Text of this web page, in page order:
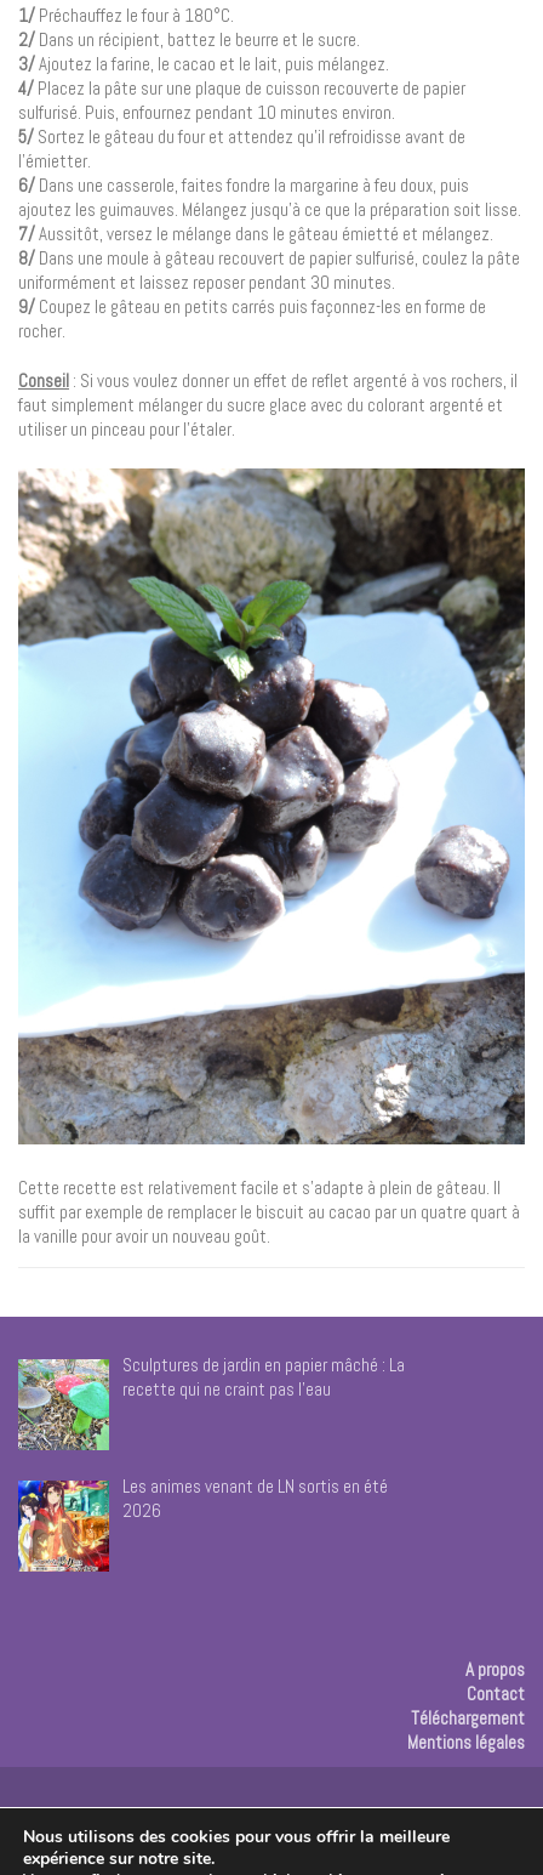
1/ Préchauffez le four à 180°C.
2/ Dans un récipient, battez le beurre et le sucre.
3/Ajoutez la farine, le cacao et le lait, puis mélangez.
4/ Placez la pâte sur une plaque de cuisson recouverte de papier
sulfurisé. Puis, enfournez pendant 10 minutes environ.
5/ Sortez le gâteau du four et attendez qu’il refroidisse avant de
l’émietter.
6/ Dans une casserole, faites fondre la margarine à feu doux, puis
ajoutez les guimauves. Mélangez jusqu’à ce que la préparation soit lisse.
7/Aussitôt, versez le mélange dans le gâteau émietté et mélangez.
8/ Dans une moule à gâteau recouvert de papier sulfurisé, coulez la pâte
uniformément et laissez reposer pendant 30 minutes.
9/ Coupez le gâteau en petits carrés puis façonnez-les en forme de
rocher.
Conseil : Si vous voulez donner un effet de reflet argenté à vos rochers, il
faut simplement mélanger du sucre glace avec du colorant argenté et
utiliser un pinceau pour l’étaler.
Cette recette est relativement facile et s’adapte à plein de gâteau. Il
suffit par exemple de remplacer le biscuit au cacao par un quatre quart à
la vanille pour avoir un nouveau goût.
Sculptures de jardin en papier mâché : La
recette qui ne craint pas l’eau
Les animes venant de LN sortis en été
2026
A propos
Contact
Téléchargement
Mentions légales
Nous utilisons des cookies pour vous offrir la meilleure
expérience sur notre site.